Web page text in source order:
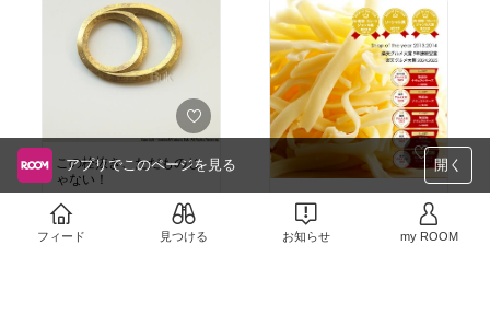
この栓抜き、ただものじ
ゃない！
￥2,970
1
無添加チーズ！MEC食実
施中につき、ジャムやマ
ーガリンはやめてチー
アプリでこのページを見る 開く
フィード 見つける お知らせ my ROOM